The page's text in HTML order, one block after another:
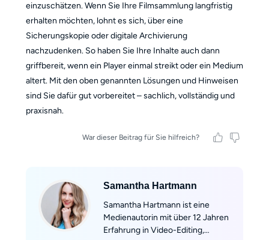
einzuschätzen. Wenn Sie Ihre Filmsammlung langfristig
erhalten möchten, lohnt es sich, über eine
Sicherungskopie oder digitale Archivierung
nachzudenken. So haben Sie Ihre Inhalte auch dann
griffbereit, wenn ein Player einmal streikt oder ein Medium
altert. Mit den oben genannten Lösungen und Hinweisen
sind Sie dafür gut vorbereitet – sachlich, vollständig und
praxisnah.
War dieser Beitrag für Sie hilfreich?
Samantha Hartmann
Samantha Hartmann ist eine
Medienautorin mit über 12 Jahren
Erfahrung in Video-Editing,